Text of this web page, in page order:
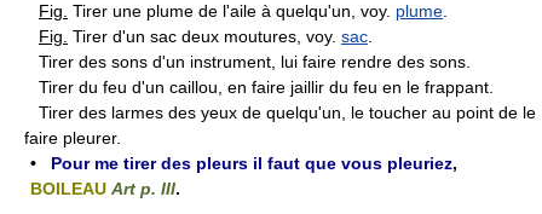
Fig. Tirer une plume de l'aile à quelqu'un, voy. plume
Fig. Tirer d'un sac deux moutures, voy. sac
Tirer des sons d'un instrument, lui faire rendre des sons.
Tirer du feu d'un caillou, en faire jaillir du feu en le frappant.
Tirer des larmes des yeux de quelqu'un, le toucher au point de le
faire pleurer.
• Pour me tirer des pleurs il faut que vous pleuriez,
BOILEAU Art p. III.